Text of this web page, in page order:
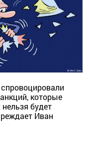
которые
будет
Иван